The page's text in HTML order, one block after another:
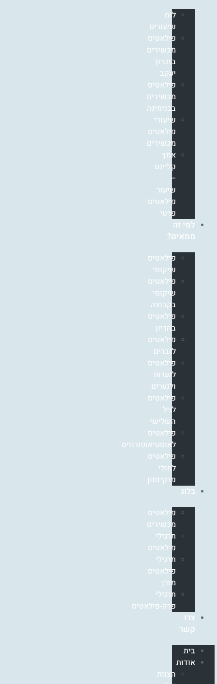
לוח
שיעורים
פילאטיס
מכשירים
בזכרון
יעקב
פילאטיס
מכשירים
בבנימינה
שיעורי
פילאטיס
מכשירים
אמץ
קליינט
–
שיעור
פילאטיס
פרטי
למי זה
מתאים?
פילאטיס
שיקומי
פילאטיס
שיקומי
בקבוצה
פילאטיס
בהריון
פילאטיס
לגברים
פילאטיס
לנערות
ולנערים
פילאטיס
לגיל
השלישי
פילאטיס
לאוסטיאופורוזיס
פילאטיס
לחולי
פרקינסון
בלוג
פילאטיס
מכשירים
תרגילי
פילאטיס
תרגילי
פילאטיס
מזרן
תרגילי
פרה-פילאטיס
צרו
קשר
בית
אודות
הצוות